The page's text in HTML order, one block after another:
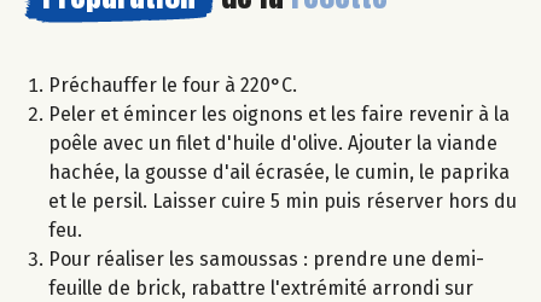
Préchauffer le four à 220°C.
Peler et émincer les oignons et les faire revenir à la
poêle avec un filet d'huile d'olive. Ajouter la viande
hachée, la gousse d'ail écrasée, le cumin, le paprika
et le persil. Laisser cuire 5 min puis réserver hors du
feu.
Pour réaliser les samoussas : prendre une demi-
feuille de brick, rabattre l'extrémité arrondi sur